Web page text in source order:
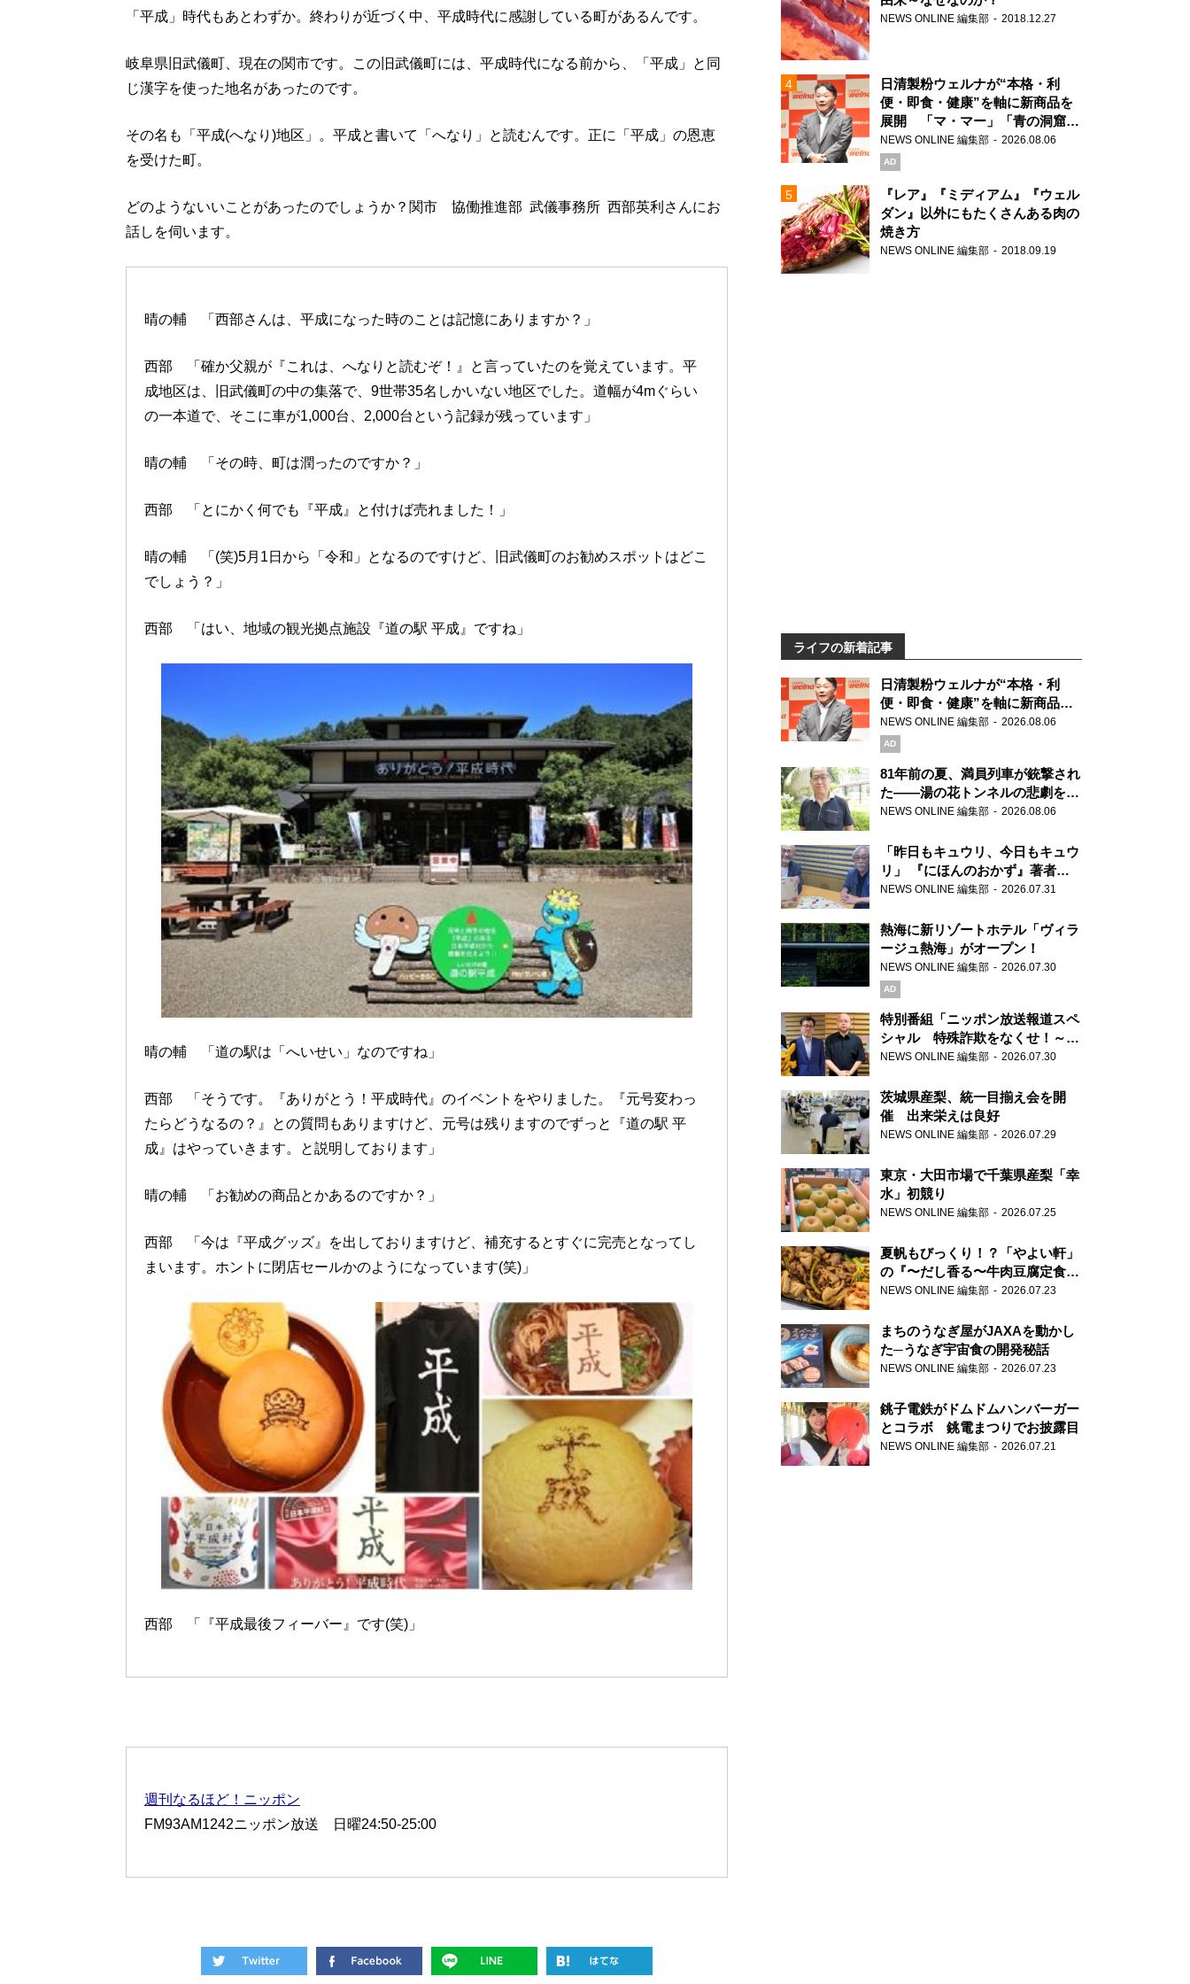
「平成」時代もあとわずか。終わりが近づく中、平成時代に感謝している町があるんです。
岐阜県旧武儀町、現在の関市です。この旧武儀町には、平成時代になる前から、「平成」と同
じ漢字を使った地名があったのです。
その名も「平成(へなり)地区」。平成と書いて「へなり」と読むんです。正に「平成」の恩恵
を受けた町。
どのようないいことがあったのでしょうか？関市 協働推進部 武儀事務所 西部英利さんにお
話しを伺います。
晴の輔 「西部さんは、平成になった時のことは記憶にありますか？」
西部 「確か父親が『これは、へなりと読むぞ！』と言っていたのを覚えています。平
成地区は、旧武儀町の中の集落で、9世帯35名しかいない地区でした。道幅が4mぐらい
の一本道で、そこに車が1,000台、2,000台という記録が残っています」
晴の輔 「その時、町は潤ったのですか？」
西部 「とにかく何でも『平成』と付けば売れました！」
晴の輔 「(笑)5月1日から「令和」となるのですけど、旧武儀町のお勧めスポットはどこ
でしょう？」
西部 「はい、地域の観光拠点施設『道の駅 平成』ですね」
晴の輔 「道の駅は「へいせい」なのですね」
西部 「そうです。『ありがとう！平成時代』のイベントをやりました。『元号変わっ
たらどうなるの？』との質問もありますけど、元号は残りますのでずっと『道の駅 平
成』はやっていきます。と説明しております」
晴の輔 「お勧めの商品とかあるのですか？」
西部 「今は『平成グッズ』を出しておりますけど、補充するとすぐに完売となってし
まいます。ホントに閉店セールかのようになっています(笑)」
西部 「『平成最後フィーバー』です(笑)」
週刊なるほど！ニッポン
FM93AM1242ニッポン放送 日曜24:50-25:00
NEWS ONLINE 編集部 2018.12.27
日清製粉ウェルナが“本格・利
便・即食・健康”を軸に新商品を
展開 「マ・マー」「青の洞窟」
ブランドを強化
NEWS ONLINE 編集部 2026.08.06
『レア』『ミディアム』『ウェル
ダン』以外にもたくさんある肉の
焼き方
NEWS ONLINE 編集部 2018.09.19
ライフの新着記事
日清製粉ウェルナが“本格・利
便・即食・健康”を軸に新商品を
展開 「マ・マー」「青の洞窟」
ブランドを強化
NEWS ONLINE 編集部 2026.08.06
AD
81年前の夏、満員列車が銃撃され
た――湯の花トンネルの悲劇を語
り継ぐ男性
NEWS ONLINE 編集部 2026.08.06
「昨日もキュウリ、今日もキュウ
リ」 『にほんのおかず』著者が
見つけた家庭料理の知恵
NEWS ONLINE 編集部 2026.07.31
熱海に新リゾートホテル「ヴィラ
ージュ熱海」がオープン！
NEWS ONLINE 編集部 2026.07.30
AD
特別番組「ニッポン放送報道スペ
シャル 特殊詐欺をなくせ！～被
害者・加害者・警視庁が語るトク
NEWS ONLINE 編集部 2026.07.30
茨城県産梨、統一目揃え会を開
催 出来栄えは良好
NEWS ONLINE 編集部 2026.07.29
東京・大田市場で千葉県産梨「幸
水」初競り
NEWS ONLINE 編集部 2026.07.25
夏帆もびっくり！？「やよい軒」
の『〜だし香る〜牛肉豆腐定食』
が香り高すぎる
NEWS ONLINE 編集部 2026.07.23
まちのうなぎ屋がJAXAを動かし
た─うなぎ宇宙食の開発秘話
NEWS ONLINE 編集部 2026.07.23
銚子電鉄がドムドムハンバーガー
とコラボ 銚電まつりでお披露目
NEWS ONLINE 編集部 2026.07.21